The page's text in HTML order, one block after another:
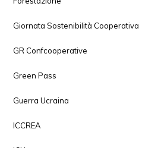
Giornata Sostenibilità Cooperativa
GR Confcooperative
Green Pass
Guerra Ucraina
ICCREA